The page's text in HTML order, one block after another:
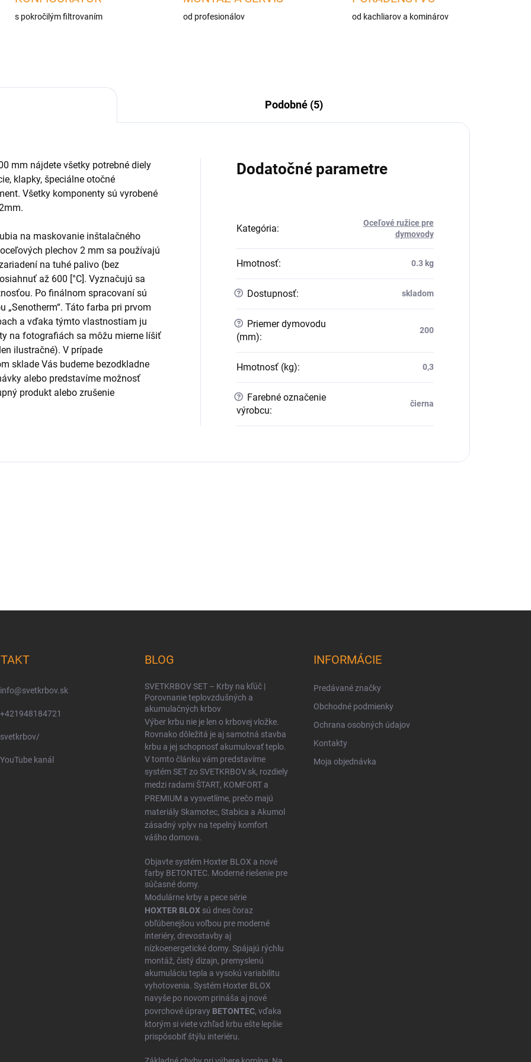
s pokročilým filtrovaním od profesionálov od kachliarov a kominárov
Podobné (5)
mm nájdete všetky potrebné diely
klapky, špeciálne otočné
Všetky komponenty sú vyrobené
na maskovanie inštalačného
plechov 2 mm sa používajú
na tuhé palivo (bez
až 600 [°C]. Vyznačujú sa
Po finálnom spracovaní sú
„Senotherm“. Táto farba pri prvom
a vďaka týmto vlastnostiam ju
na fotografiách sa môžu mierne líšiť
ilustračné). V prípade
sklade Vás budeme bezodkladne
alebo predstavíme možnosť
produkt alebo zrušenie
Dodatočné parametre
Kategória:
Oceľové ružice pre
dymovody
Hmotnosť: 0.3 kg
? Dostupnosť: skladom
?
Priemer dymovodu
(mm):
200
Hmotnosť (kg): 0,3
?
Farebné označenie
výrobcu:
čierna
info@svetkrbov.sk
+421948184721
svetkrbov/
YouTube kanál
BLOG
SVETKRBOV SET – Krby na kľúč |
Porovnanie teplovzdušných a
akumulačných krbov
Výber krbu nie je len o krbovej vložke.
Rovnako dôležitá je aj samotná stavba
krbu a jej schopnosť akumulovať teplo.
V tomto článku vám predstavíme
systém SET zo SVETKRBOV.sk, rozdiely
medzi radamiŠTART, KOMFORT a
PREMIUM a vysvetlíme, prečo majú
materiálySkamotec, Stabica a Akumol
zásadný vplyv na tepelný komfort
vášho domova.
Objavte systém Hoxter BLOX a nové
farby BETONTEC. Moderné riešenie pre
súčasné domy.
Modulárne krby a pece série
HOXTER BLOX sú dnes čoraz
obľúbenejšou voľbou pre moderné
interiéry, drevostavby aj
nízkoenergetické domy. Spájajú rýchlu
montáž, čistý dizajn, premyslenú
akumuláciu tepla a vysokú variabilitu
vyhotovenia. Systém Hoxter BLOX
navyše po novom prináša aj nové
povrchové úpravy BETONTEC, vďaka
ktorým si viete vzhľad krbu ešte lepšie
prispôsobiť štýlu interiéru.
INFORMÁCIE
Predávané značky
Obchodné podmienky
Ochrana osobných údajov
Kontakty
Moja objednávka